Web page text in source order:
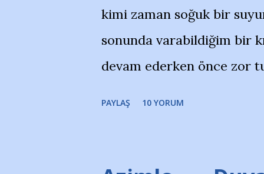
yanısıra, bu takımlara ait
Bursa Büyükşehir
merkezlerini de
kimi zaman soğuk bir
sonunda varabildiğim bir
devam ederken önce zor
Temsilcisi Faruk Zapçı’nın
PAYLAŞ 10 YORUM